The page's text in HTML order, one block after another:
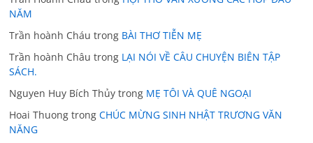
NĂM
Trần hoành Cháu trong BÀI THƠ TIỄN MẸ
Trần hoành Châu trong LẠI NÓI VỀ CÂU CHUYỆN BIÊN TẬP
SÁCH.
Nguyen Huy Bích Thủy trong MẸ TÔI VÀ QUÊ NGOẠI
Hoai Thuong trongCHÚC MỪNG SINH NHẬT TRƯƠNG VĂN
NĂNG